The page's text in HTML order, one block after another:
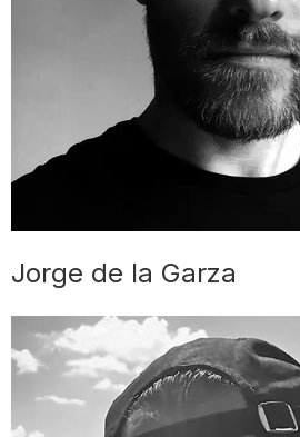
Jorge de la Garza